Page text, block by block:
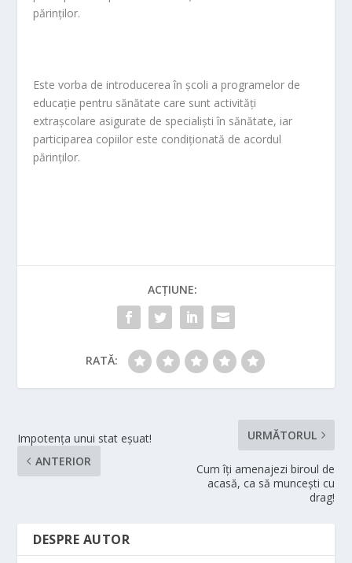
părinților.
Este vorba de introducerea în școli a programelor de
educație pentru sănătate care sunt activități
extrașcolare asigurate de specialiști în sănătate, iar
participarea copiilor este condiționată de acordul
părinților.
ACȚIUNE:
RATĂ:
Impotența unui stat eșuat!
ANTERIOR
URMĂTORUL
Cum îți amenajezi biroul de
acasă, ca să muncești cu
drag!
DESPRE AUTOR